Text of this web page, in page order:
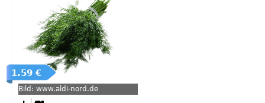
1.59 €
Bild: www.aldi-nord.de